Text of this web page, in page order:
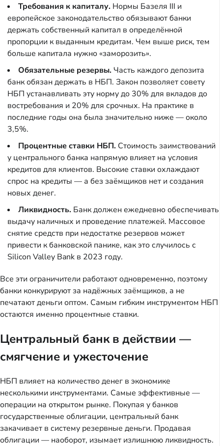
Требования к капиталу. Нормы Базеля III и
европейское законодательство обязывают банки
держать собственный капитал в определённой
пропорции к выданным кредитам. Чем выше риск, тем
больше капитала нужно «заморозить».
Обязательные резервы. Часть каждого депозита
банк обязан держать в НБП. Закон позволяет совету
НБП устанавливать эту норму до 30% для вкладов до
востребования и 20% для срочных. На практике в
последние годы она была значительно ниже — около
3,5%.
Процентные ставки НБП. Стоимость заимствований
у центрального банка напрямую влияет на условия
кредитов для клиентов. Высокие ставки охлаждают
спрос на кредиты — а без заёмщиков нет и создания
новых денег.
Ликвидность. Банк должен ежедневно обеспечивать
выдачу наличных и проведение платежей. Массовое
снятие средств при недостатке резервов может
привести к банковской панике, как это случилось с
Silicon Valley Bank в 2023 году.
Все эти ограничители работают одновременно, поэтому
банки конкурируют за надёжных заёмщиков, а не
печатают деньги оптом. Самым гибким инструментом НБП
остаются именно процентные ставки.
Центральный банк в действии —
смягчение и ужесточение
НБП влияет на количество денег в экономике
несколькими инструментами. Самые эффективные —
операции на открытом рынке. Покупая у банков
государственные облигации, центральный банк
закачивает в систему резервные деньги. Продавая
облигации — наоборот, изымает излишнюю ликвидность.